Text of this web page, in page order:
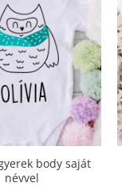
body saját
névvel